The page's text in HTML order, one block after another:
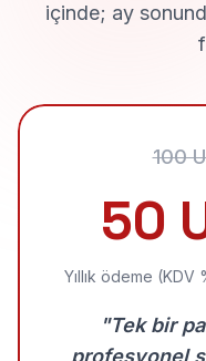
içinde; ay
100
50
Yıllık ödeme
"Tek bir
profesyonel